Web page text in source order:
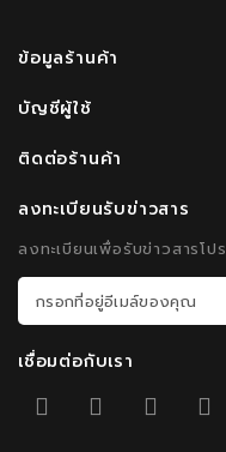
ข้อมูลร้านค้า
บัญชีผู้ใช้
ติดต่อร้านค้า
ลงทะเบียนรับข่าวสาร
ลงทะเบียนเพื่อรับข่าวสารโป
เชื่อมต่อกับเรา